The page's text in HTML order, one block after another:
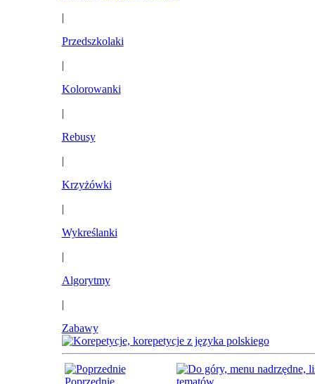
|
Przedszkolaki
|
Kolorowanki
|
Rebusy
|
Krzyżówki
|
Wykreślanki
|
Algorytmy
|
Zabawy
Poprzednie tematów